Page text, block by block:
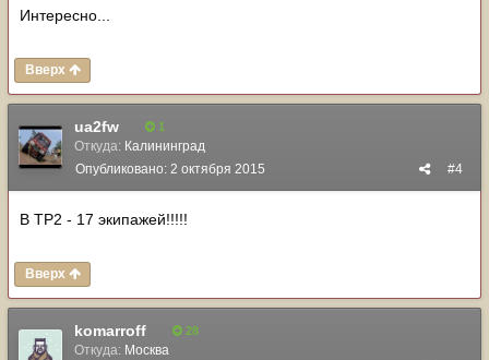
Интересно...
Вверх
ua2fw 1
Откуда: Калининград
#4
Опубликовано: 2 октября 2015
В ТР2 - 17 экипажей!!!!!
Вверх
komarroff 28
Откуда: Москва